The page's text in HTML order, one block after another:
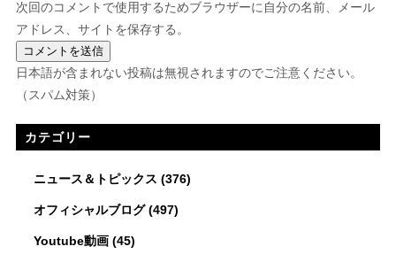
次回のコメントで使用するためブラウザーに自分の名前、メール
アドレス、サイトを保存する。
日本語が含まれない投稿は無視されますのでご注意ください。
（スパム対策）
カテゴリー
ニュース＆トピックス (376)
オフィシャルブログ(497)
Youtube動画(45)